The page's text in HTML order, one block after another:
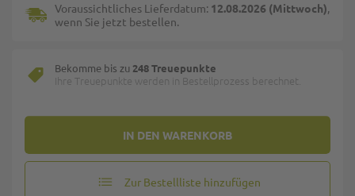
IN DEN WARENKORB
Voraussichtliches Lieferdatum: 12.08.2026 (Mittwoch),
wenn Sie jetzt bestellen.
Bekomme bis zu 248 Treuepunkte
Ihre Treuepunkte werden in Bestellprozess berechnet.
Zur Bestellliste hinzufügen